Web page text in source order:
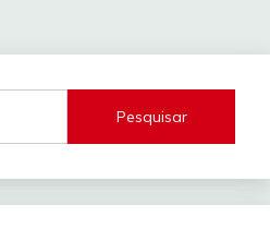
Pesquisar